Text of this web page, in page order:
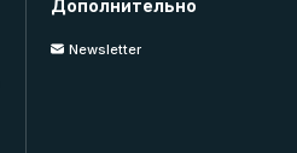
Дополнительно
Newsletter